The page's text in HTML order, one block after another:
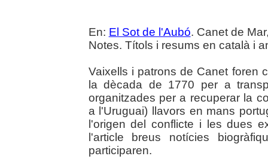
En: El Sot de l'Aubó. Canet de
Notes. Títols i resums en català i
Vaixells i patrons de Canet foren
la dècada de 1770 per a
organitzades per a recuperar la
a l'Uruguai) llavors en mans
l'origen del conflicte i les dues
l'article breus notícies
participaren.